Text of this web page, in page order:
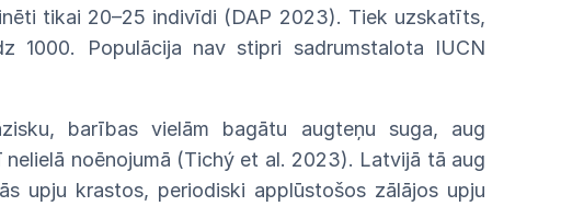
tikai 20–25 indivīdi (DAP 2023). Tiek uzskatīts,
1000. Populācija nav stipri sadrumstalota IUCN
barības vielām bagātu augteņu suga, aug
nelielā noēnojumā (Tichý et al. 2023). Latvijā tā aug
upju krastos, periodiski applūstošos zālājos upju